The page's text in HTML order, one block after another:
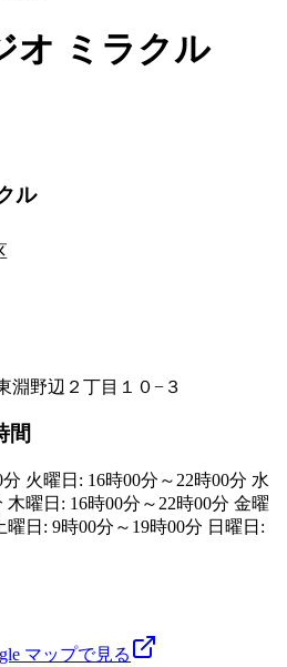
オ ミラクル
ル
淵野辺２丁目１０−３
間
火曜日: 16時00分～22時00分 水
木曜日: 16時00分～22時00分 金曜
曜日: 9時00分～19時00分 日曜日:
マップで見る